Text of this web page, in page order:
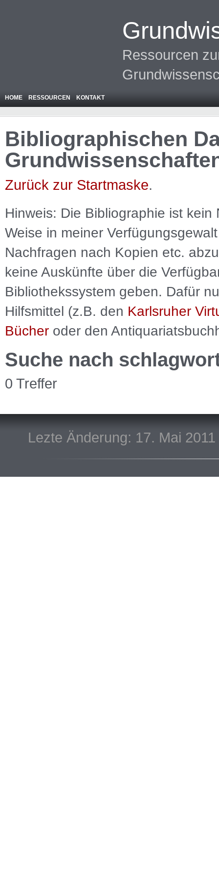
Ressourcen
HOME RESSOURCEN KONTAKT
Bibliographischen
Zurück zur Startmaske.
Hinweis: Die Bibliographie ist kein
Weise in meiner
Nachfragen nach Kopien etc.
keine Auskünfte über die
Bibliothekssystem geben. Dafür
Hilfsmittel (z.B. den Karlsruher
Bücher oder den
Suche nach
0 Treffer
Lezte Änderung: 17. Mai